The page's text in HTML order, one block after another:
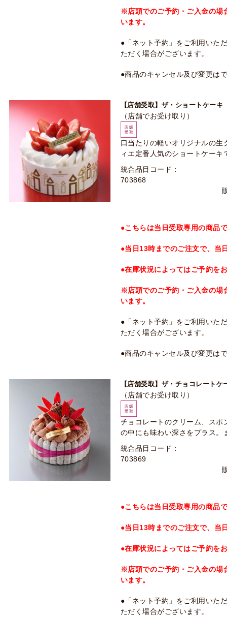
※店頭でのご予約・ご入金の場
います。
●「ネット予約」をご利用いた
ただく場合がございます。
●商品のキャンセル及び変更は
【店舗受取】ザ・ショートケー
（店舗でお受け取り）
口当たりの軽いオリジナルの
ィエ定番人気のショートケーキ
統合品目コード：
703868
●こちらは当日受取専用の商品
●当日13時までのご注文で、当
●在庫状況によってはご予約を
※店頭でのご予約・ご入金の場
います。
●「ネット予約」をご利用いた
ただく場合がございます。
●商品のキャンセル及び変更は
【店舗受取】ザ・チョコレートケ
（店舗でお受け取り）
チョコレートのクリーム、ス
の中にも味わい深さをプラス
統合品目コード：
703869
●こちらは当日受取専用の商品
●当日13時までのご注文で、当
●在庫状況によってはご予約を
※店頭でのご予約・ご入金の場
います。
●「ネット予約」をご利用いた
ただく場合がございます。